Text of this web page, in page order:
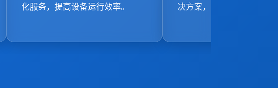
化服务，提高设备运行效率。
决方案，确保安防系统稳